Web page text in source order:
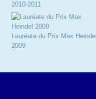
2010-2011
Lauréate du Prix Max Heindel
2009